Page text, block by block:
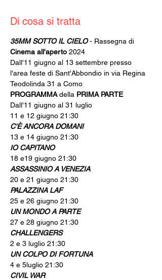
Di cosa si tratta
35MM SOTTO IL CIELO - Rassegna di
Cinema all'aperto 2024
Dall'11 giugno al 13 settembre presso
l'area feste di Sant'Abbondio in via Regina
Teodolinda 31 a Como
PROGRAMMA della PRIMA PARTE
Dall'11 giugno al 31 luglio
11 e 12 giugno 21:30
C'È ANCORA DOMANI
13 e 14 giugno 21:30
IO CAPITANO
18 e19 giugno 21:30
ASSASSINIO A VENEZIA
20 e 21 giugno 21:30
PALAZZINA LAF
25 e 26 giugno 21:30
UN MONDO A PARTE
27 e 28 giugno 21:30
CHALLENGERS
2 e 3 luglio 21:30
UN COLPO DI FORTUNA
4 e 5luglio 21:30
CIVIL WAR